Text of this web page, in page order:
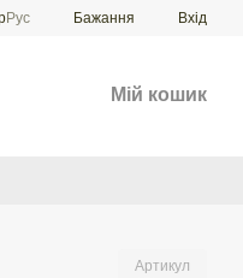
Рус Бажання Вхід
Мій кошик
Артикул